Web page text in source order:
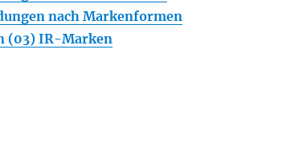
nach Markenformen
(03) IR-Marken